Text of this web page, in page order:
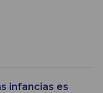
infancias es